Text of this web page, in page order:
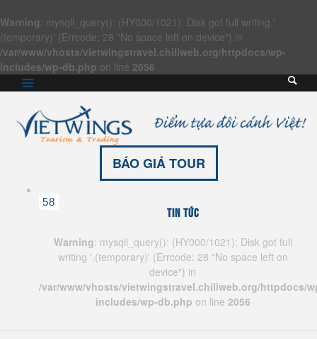
Warning: mysqli_query(): (HY000/1021): Disk got full writing '.
(temporary)' (Errcode: 28 "No space left on device") in
/var/www/vhosts/vietwingstravel.chiliweb.org/httpdocs/wp-
includes/wp-db.php on line 2056
BÁO GIÁ TOUR
58
Tin tức
Warning: mysqli_query(): (HY000/1021): Disk got full
writing '.(temporary)' (Errcode: 28 "No space left on
device") in
/var/www/vhosts/vietwingstravel.chiliweb.org/httpdocs/
includes/wp-db.php on line 2056